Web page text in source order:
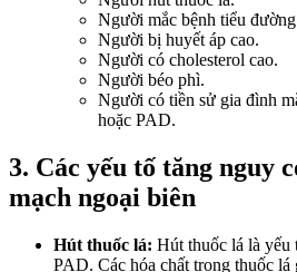
Người mắc bệnh tiểu
Người bị huyết áp cao.
Người có cholesterol cao.
Người béo phì.
Người có tiền sử gia đình
hoặc PAD.
3. Các yếu tố tăng nguy
mạch ngoại biên
Hút thuốc lá: Hút thuốc lá là yếu
PAD. Các hóa chất trong thuốc